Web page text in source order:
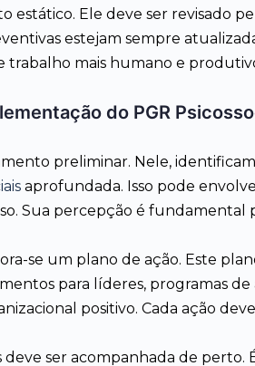
estático. Ele deve ser revisado
estejam sempre
mais humano e
do PGR
preliminar. Nele,
aprofundada. Isso pode
Sua percepção é fundamental
se um plano de ação. Este
para líderes, programas
positivo. Cada ação
ser acompanhada de